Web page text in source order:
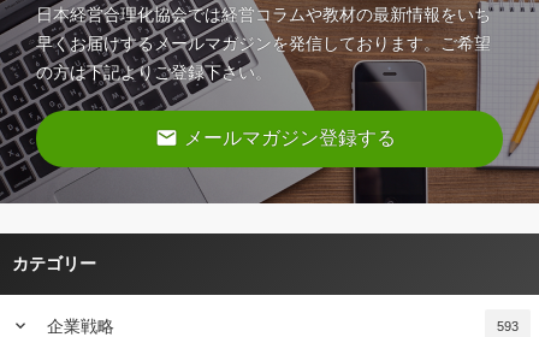
日本経営合理化協会では経営コラムや教材の最新情報をいち
早くお届けするメールマガジンを発信しております。ご希望
の方は下記よりご登録下さい。
email メールマガジン登録する
カテゴリー
keyboard_arrow_down 企業戦略 593